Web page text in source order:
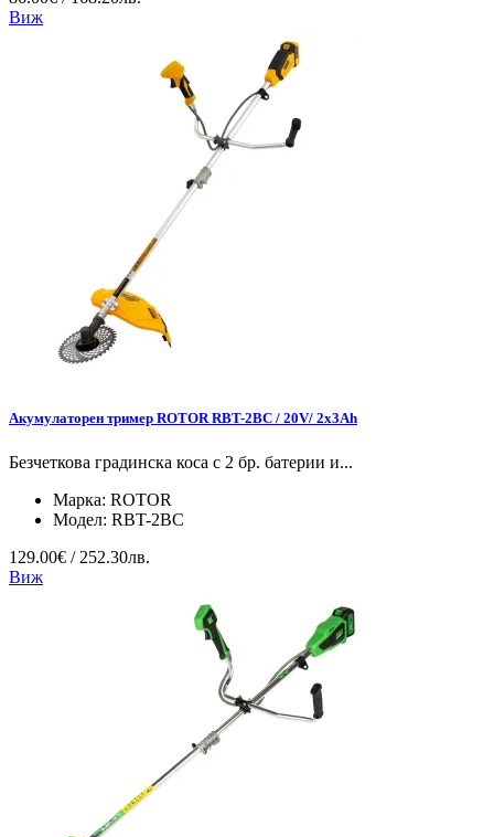
Виж
Акумулаторен тример ROTOR RBT-2BC / 20V/ 2x3Ah
Безчеткова градинска коса с 2 бр. батерии и...
Марка: ROTOR
Модел: RBT-2BC
129.00€ / 252.30лв.
Виж